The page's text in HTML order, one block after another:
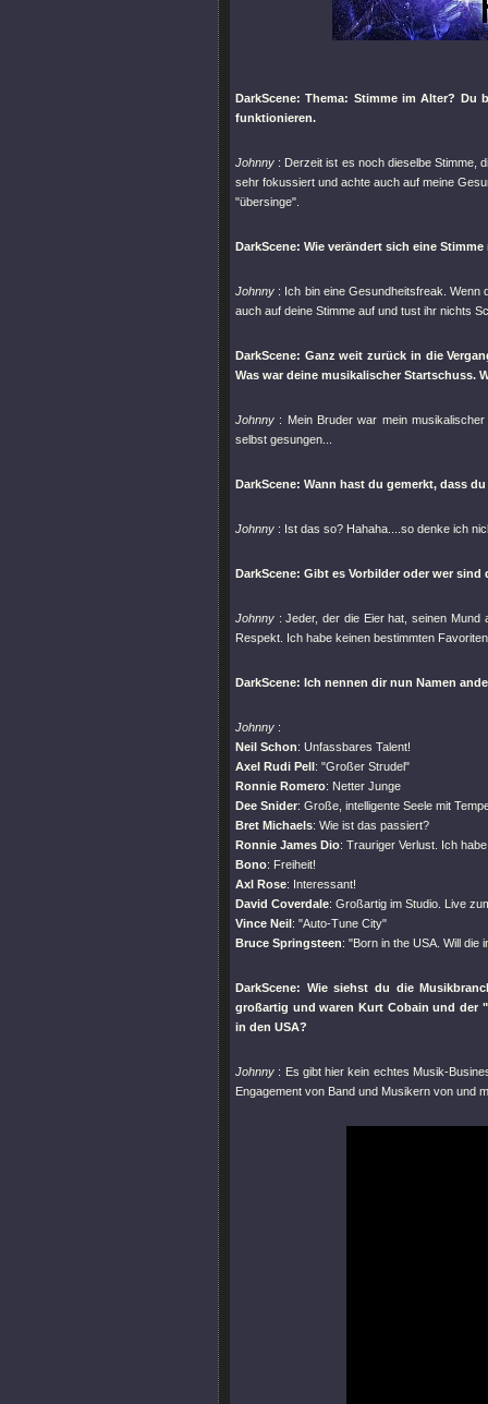
DarkScene: Thema: Stimme im Alter? Du
funktionieren.
Johnny : Derzeit ist es noch dieselbe Stimme,
sehr fokussiert und achte auch auf meine
"übersinge"
DarkScene: Wie verändert sich eine
Johnny : Ich bin eine Gesundheitsfreak.
auch auf deine Stimme auf und tust ihr nichts
DarkScene: Ganz weit zurück in die
Was war deine musikalischer Startschuss.
Johnny : Mein Bruder war mein
selbst gesungen...
DarkScene: Wann hast du gemerkt, dass
Johnny : Ist das so? Hahaha....so denke ich
DarkScene: Gibt es Vorbilder oder wer
Johnny : Jeder, der die Eier hat, seinen
Respekt. Ich habe keinen bestimmten
DarkScene: Ich nennen dir nun Namen
Johnny :
Neil Schon: Unfassbares Talent!
Axel Rudi Pell: "Großer Strudel"
Ronnie Romero: Netter Junge
Dee Snider: Große, intelligente Seele mit
Bret Michaels: Wie ist das passiert?
Ronnie James Dio: Trauriger Verlust. Ich
Bono: Freiheit!
Axl Rose: Interessant!
David Coverdale: Großartig im Studio. Live
Vince Neil: "Auto-Tune City"
Bruce Springsteen: "Born in the USA. Will die
DarkScene: Wie siehst du die
großartig und waren Kurt Cobain und der
in den USA?
Johnny : Es gibt hier kein echtes Musik-
Engagement von Band und Musikern von und